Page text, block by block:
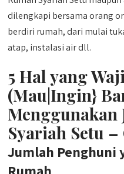
dilengkapi bersama orang
berdiri rumah, dari mulai
atap, instalasi air dll.
5 Hal yang
(Mau|Ingin}
Menggunakan
Syariah Setu
Jumlah Penghuni